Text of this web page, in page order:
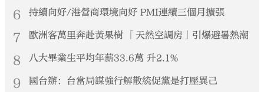
6 持續向好/港營商環境向好 PMI連續三個月擴張
7 歐洲客萬里奔赴黃果樹 「天然空調房」引爆避暑熱潮
8 八大畢業生平均年薪33.6萬 升2.1%
9 國台辦：台當局謀強行解散統促黨是打壓異己